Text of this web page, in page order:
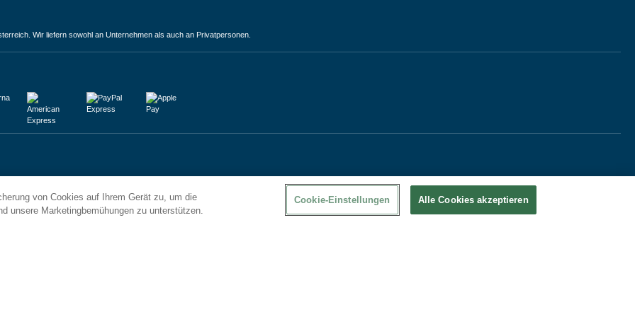
Wir liefern sowohl an Unternehmen als auch an Privatpersonen.
von Cookies auf Ihrem Gerät zu, um die
unsere Marketingbemühungen zu unterstützen.
Cookie-Einstellungen Alle Cookies akzeptieren